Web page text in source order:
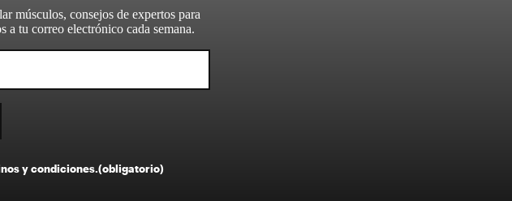
músculos, consejos de expertos para
a tu correo electrónico cada semana.
y condiciones.(obligatorio)